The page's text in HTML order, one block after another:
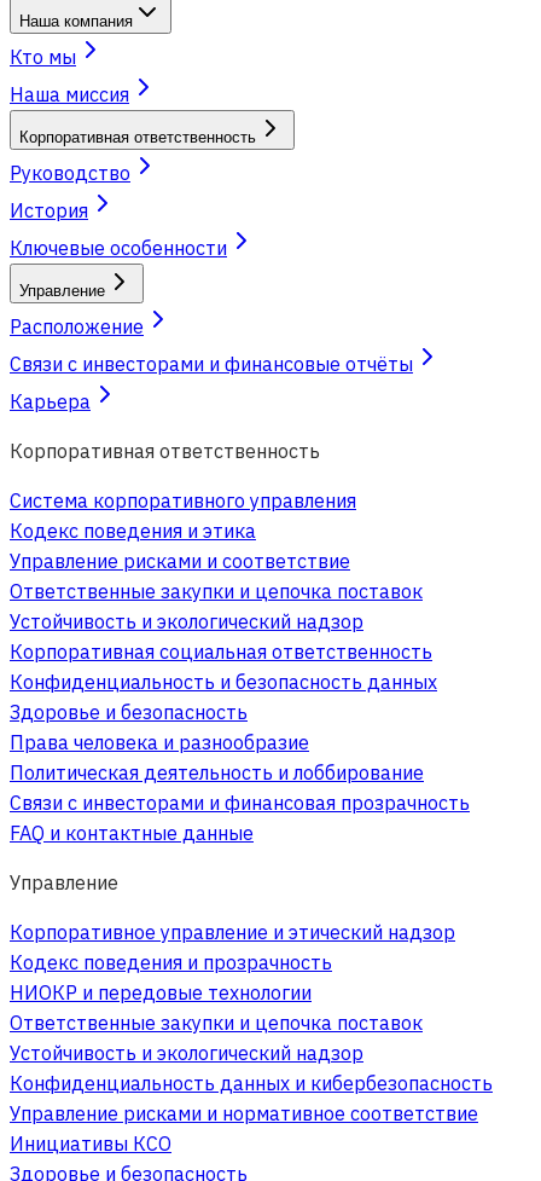
Наша компания
Кто мы
Наша миссия
Корпоративная ответственность
Руководство
История
Ключевые особенности
Управление
Расположение
Связи с инвесторами и финансовые отчёты
Карьера
Корпоративная ответственность
Система корпоративного управления
Кодекс поведения и этика
Управление рисками и соответствие
Ответственные закупки и цепочка поставок
Устойчивость и экологический надзор
Корпоративная социальная ответственность
Конфиденциальность и безопасность данных
Здоровье и безопасность
Права человека и разнообразие
Политическая деятельность и лоббирование
Связи с инвесторами и финансовая прозрачность
FAQ и контактные данные
Управление
Корпоративное управление и этический надзор
Кодекс поведения и прозрачность
НИОКР и передовые технологии
Ответственные закупки и цепочка поставок
Устойчивость и экологический надзор
Конфиденциальность данных и кибербезопасность
Управление рисками и нормативное соответствие
Инициативы КСО
Здоровье и безопасность